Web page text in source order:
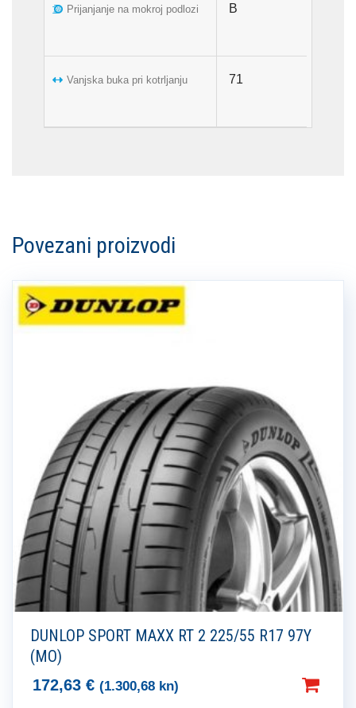
Prijanjanje na mokroj podlozi
Vanjska buka pri kotrljanju
B
71
Povezani proizvodi
DUNLOP SPORT MAXX RT 2 225/55 R17 97Y
(MO)
172,63 € (1.300,68 kn)